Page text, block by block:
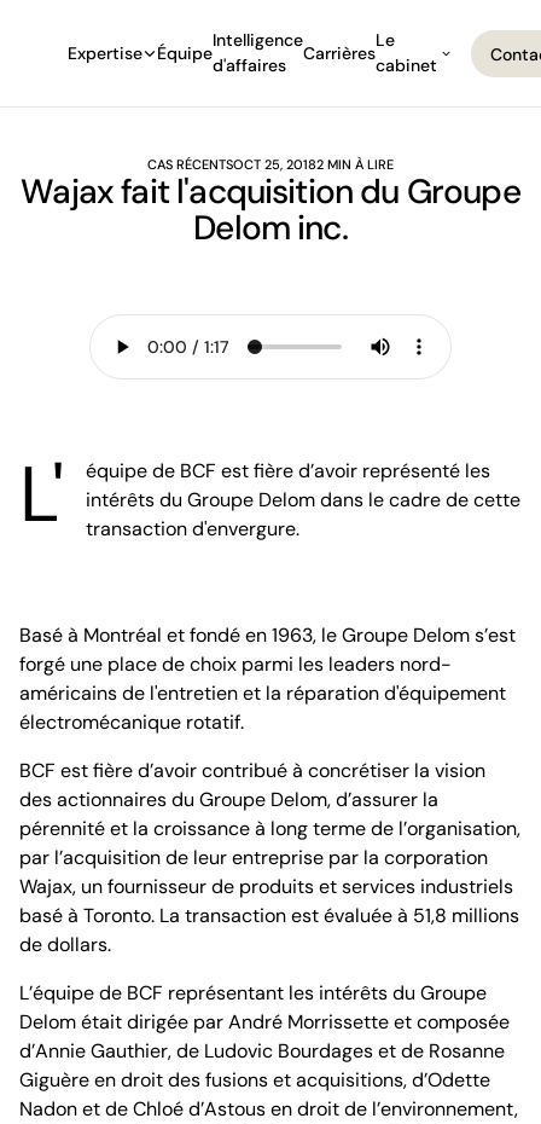
Expertise Équipe
Intelligence
d'affaires
Carrières
Le
cabinet
CAS RÉCENTSOCT 25, 20182 MIN À LIRE
Wajax fait l'acquisition du Groupe
Delom inc.
L'
équipe de BCF est fière d’avoir représenté les
intérêts du Groupe Delom dans le cadre de cette
transaction d'envergure.
Basé à Montréal et fondé en 1963, le Groupe Delom s’est
forgé une place de choix parmi les leaders nord-
américains de l'entretien et la réparation d'équipement
électromécanique rotatif.
BCF est fière d’avoir contribué à concrétiser la vision
des actionnaires du Groupe Delom, d’assurer la
pérennité et la croissance à long terme de l’organisation,
par l’acquisition de leur entreprise par la corporation
Wajax, un fournisseur de produits et services industriels
basé à Toronto. La transaction est évaluée à 51,8 millions
de dollars.
L’équipe de BCF représentant les intérêts du Groupe
Delom était dirigée par André Morrissette et composée
d’Annie Gauthier, de Ludovic Bourdages et de Rosanne
Giguère en droit des fusions et acquisitions, d’Odette
Nadon et de Chloé d’Astous en droit de l’environnement,